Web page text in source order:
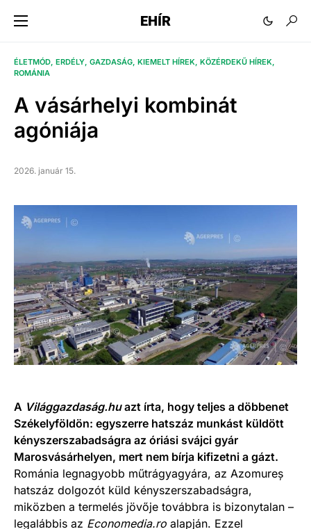
EHÍR
ÉLETMÓD ERDÉLY GAZDASÁG KIEMELT HÍREK KÖZÉRDEKŰ HÍREK
ROMÁNIA
A vásárhelyi kombinát
agóniája
2026. január 15.
A Világgazdaság.huazt írta, hogy teljes a döbbenet
Székelyföldön: egyszerre hatszáz munkást küldött
kényszerszabadságra az óriási svájci gyár
Marosvásárhelyen, mert nem bírja kifizetni a gázt.
Románia legnagyobb műtrágyagyára, az Azomureș
hatszáz dolgozót küld kényszerszabadságra,
miközben a termelés jövője továbbra is bizonytalan –
legalábbis az Economedia.ro alapján. Ezzel